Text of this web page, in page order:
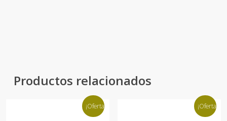
Productos relacionados
¡Oferta! ¡Oferta!